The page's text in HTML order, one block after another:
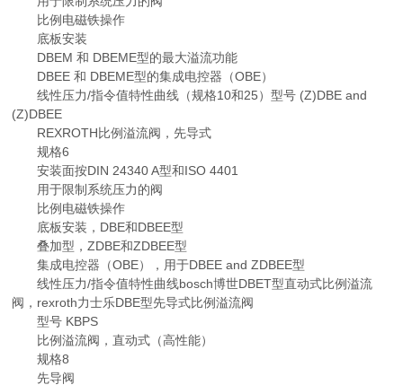
比例电磁铁操作
底板安装
DBEM 和 DBEME型的最大溢流功能
DBEE 和 DBEME型的集成电控器（OBE）
线性压力/指令值特性曲线（规格10和25）型号 (Z)DBE and
(Z)DBEE
REXROTH比例溢流阀，先导式
规格6
安装面按DIN 24340 A型和ISO 4401
用于限制系统压力的阀
比例电磁铁操作
底板安装，DBE和DBEE型
叠加型，ZDBE和ZDBEE型
集成电控器（OBE），用于DBEE and ZDBEE型
线性压力/指令值特性曲线bosch博世DBET型直动式比例溢流
阀，rexroth力士乐DBE型先导式比例溢流阀
型号 KBPS
比例溢流阀，直动式（高性能）
规格8
先导阀